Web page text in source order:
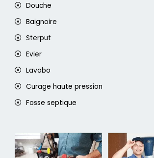
Douche
Baignoire
Sterput
Evier
Lavabo
Curage haute pression
Fosse septique